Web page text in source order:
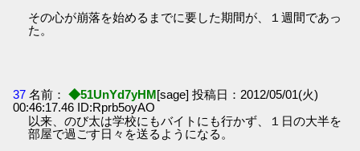
その心が崩落を始めるまでに要した期間が、１週間であっ
た。
37 名前： ◆51UnYd7yHM[sage] 投稿日：2012/05/01(火)
00:46:17.46 ID:Rprb5oyAO
以来、のび太は学校にもバイトにも行かず、１日の大半を
部屋で過ごす日々を送るようになる。